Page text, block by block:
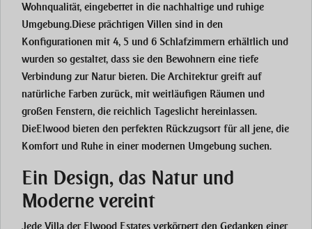
Wohnqualität, eingebettet in die nachhaltige und ruhige
Umgebung. Diese prächtigen Villen sind in den
Konfigurationen mit 4, 5 und 6 Schlafzimmern erhältlich und
wurden so gestaltet, dass sie den Bewohnern eine tiefe
Verbindung zur Natur bieten. Die Architektur greift auf
natürliche Farben zurück, mit weitläufigen Räumen und
großen Fenstern, die reichlich Tageslicht hereinlassen.
DieElwood bieten den perfekten Rückzugsort für all jene, die
Komfort und Ruhe in einer modernen Umgebung suchen.
Ein Design, das Natur und
Moderne vereint
Jede Villa der Elwood Estates verkörpert den Gedanken einer